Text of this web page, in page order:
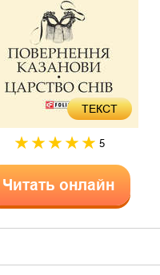
ТЕКСТ
5
Читать онлайн